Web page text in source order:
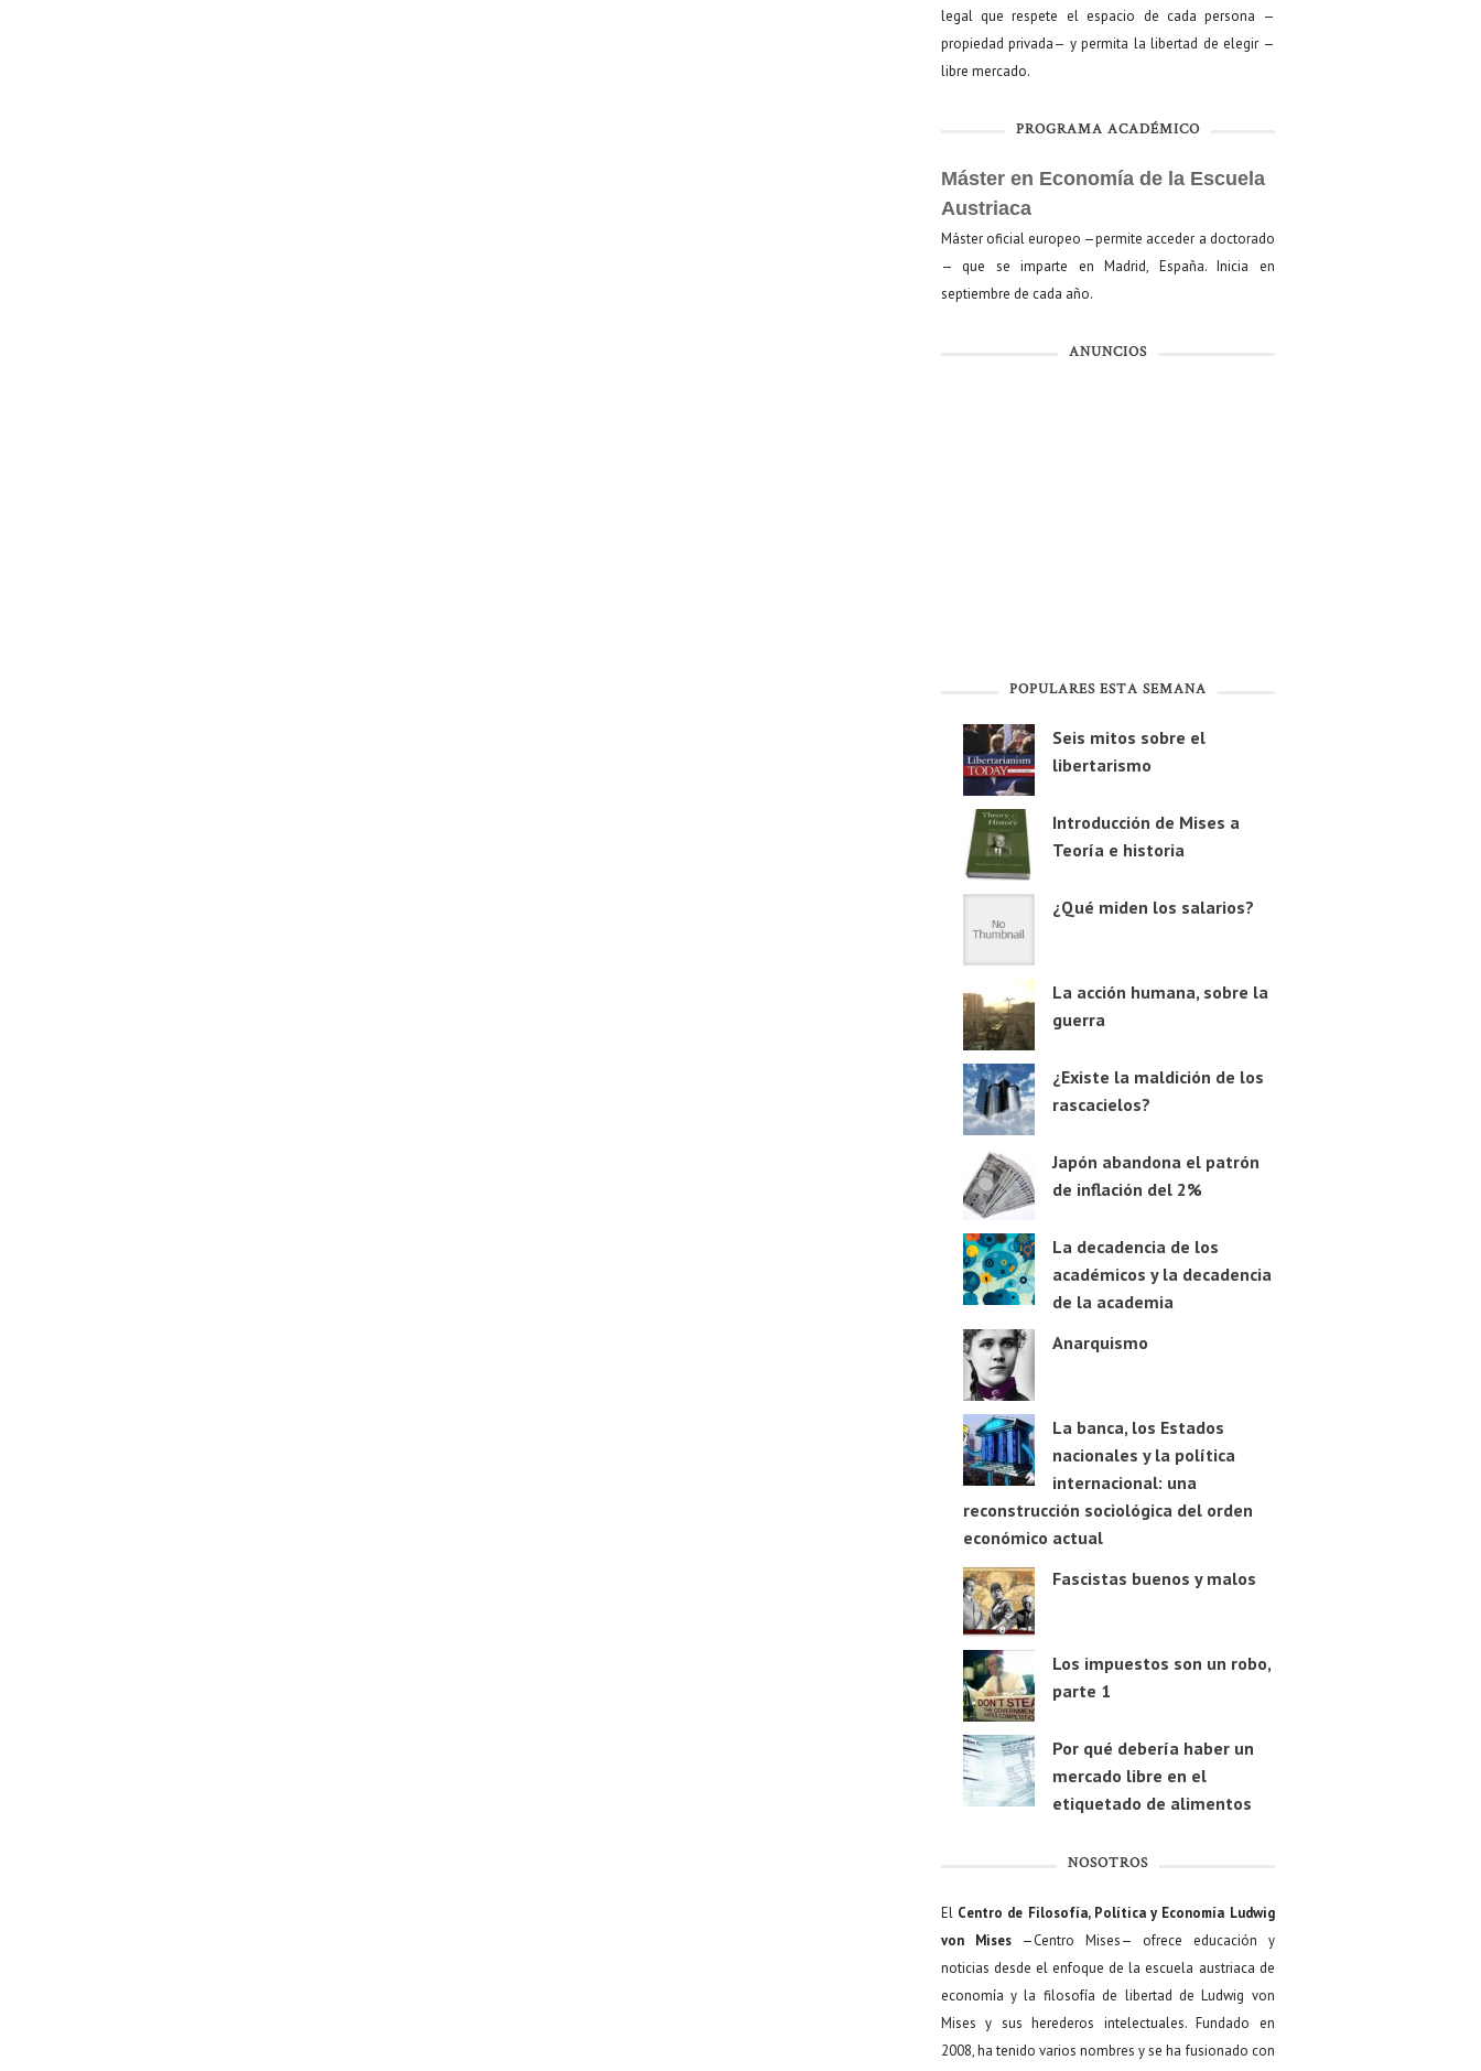
legal que respete el espacio de cada persona —
propiedad privada— y permita la libertad de elegir —
libre mercado.
PROGRAMA ACADÉMICO
Máster en Economía de la Escuela
Austriaca
Máster oficial europeo —permite acceder a doctorado
— que se imparte en Madrid, España. Inicia en
septiembre de cada año.
ANUNCIOS
POPULARES ESTA SEMANA
Seis mitos sobre el
libertarismo
Introducción de Mises a
Teoría e historia
¿Qué miden los salarios?
La acción humana, sobre la
guerra
¿Existe la maldición de los
rascacielos?
Japón abandona el patrón
de inflación del 2%
La decadencia de los
académicos y la decadencia
de la academia
Anarquismo
La banca, los Estados
nacionales y la política
internacional: una
reconstrucción sociológica del orden
económico actual
Fascistas buenos y malos
Los impuestos son un robo,
parte 1
Por qué debería haber un
mercado libre en el
etiquetado de alimentos
NOSOTROS
El Centro de Filosofía, Política y Economía Ludwig
von Mises—Centro Mises— ofrece educación y
noticias desde el enfoque de la escuela austriaca de
economía y la filosofía de libertad de Ludwig von
Mises y sus herederos intelectuales. Fundado en
2008, ha tenido varios nombres y se ha fusionado con